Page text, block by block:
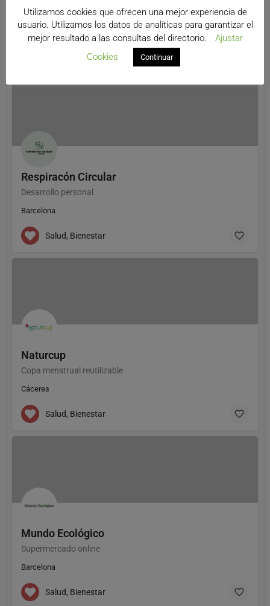
C. Alimenticio y fitoterapia
Barcelona
Salud, Bienestar
Respiracón Circular
Desarrollo personal
Barcelona
Salud, Bienestar
Naturcup
Copa menstrual reutilizable
Cáceres
Salud, Bienestar
Mundo Ecológico
Supermercado online
Barcelona
Salud, Bienestar
Utilizamos cookies que ofrecen una mejor experiencia de
usuario. Utilizamos los datos de analíticas para garantizar el
mejor resultado a las consultas del directorio.
Ajustar
Cookies
Continuar